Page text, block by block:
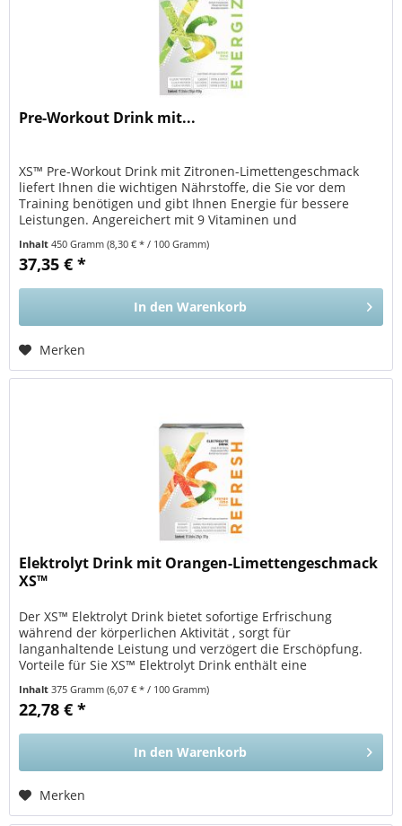
Pre-Workout Drink mit...
XS™ Pre-Workout Drink mit Zitronen-Limettengeschmack
liefert Ihnen die wichtigen Nährstoffe, die Sie vor dem
Training benötigen und gibt Ihnen Energie für bessere
Leistungen. Angereichert mit 9 Vitaminen und
Inhalt450 Gramm(8,30 € * / 100 Gramm)
37,35 € *
In den Warenkorb
Merken
Elektrolyt Drink mit Orangen-Limettengeschmack
XS™
Der XS™ Elektrolyt Drink bietet sofortige Erfrischung
während der körperlichen Aktivität , sorgt für
langanhaltende Leistung und verzögert die Erschöpfung.
Vorteile für Sie XS™ Elektrolyt Drink enthält eine
Inhalt375 Gramm(6,07 € * / 100 Gramm)
22,78 € *
In den Warenkorb
Merken